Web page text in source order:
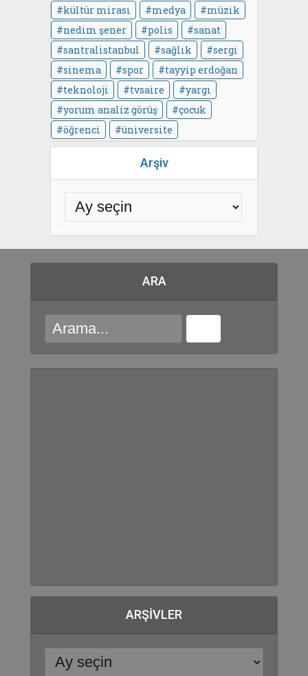
kültür mirası
medya
müzik
nedim şener
polis
sanat
santralistanbul
sağlık
sergi
sinema
spor
tayyip erdoğan
teknoloji
tvsaire
yargı
yorum analiz görüş
çocuk
öğrenci
üniversite
Arşiv
ARA
ARŞIVLER